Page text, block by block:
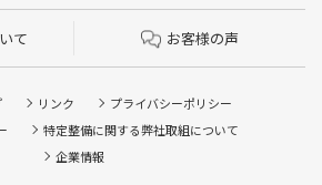
て お客様の声
リンク
プライバシーポリシー
特定整備に関する弊社取組について
企業情報